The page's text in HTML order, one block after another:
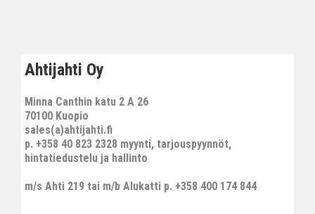
Ahtijahti Oy
Minna Canthin katu 2 A 26
70100 Kuopio
sales(a)ahtijahti.fi
p. +358 40 823 2328 myynti, tarjouspyynnöt,
hintatiedustelu ja hallinto
m/s Ahti 219 tai m/b Alukatti p. +358 400 174 844